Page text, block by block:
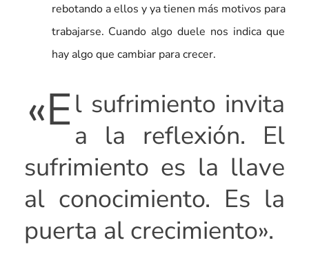
rebotando a ellos y ya tienen más motivos para
trabajarse. Cuando algo duele nos indica que
hay algo que cambiar para crecer.
«El sufrimiento invita
a la reflexión. El
sufrimiento es la llave
al conocimiento. Es la
puerta al crecimiento».